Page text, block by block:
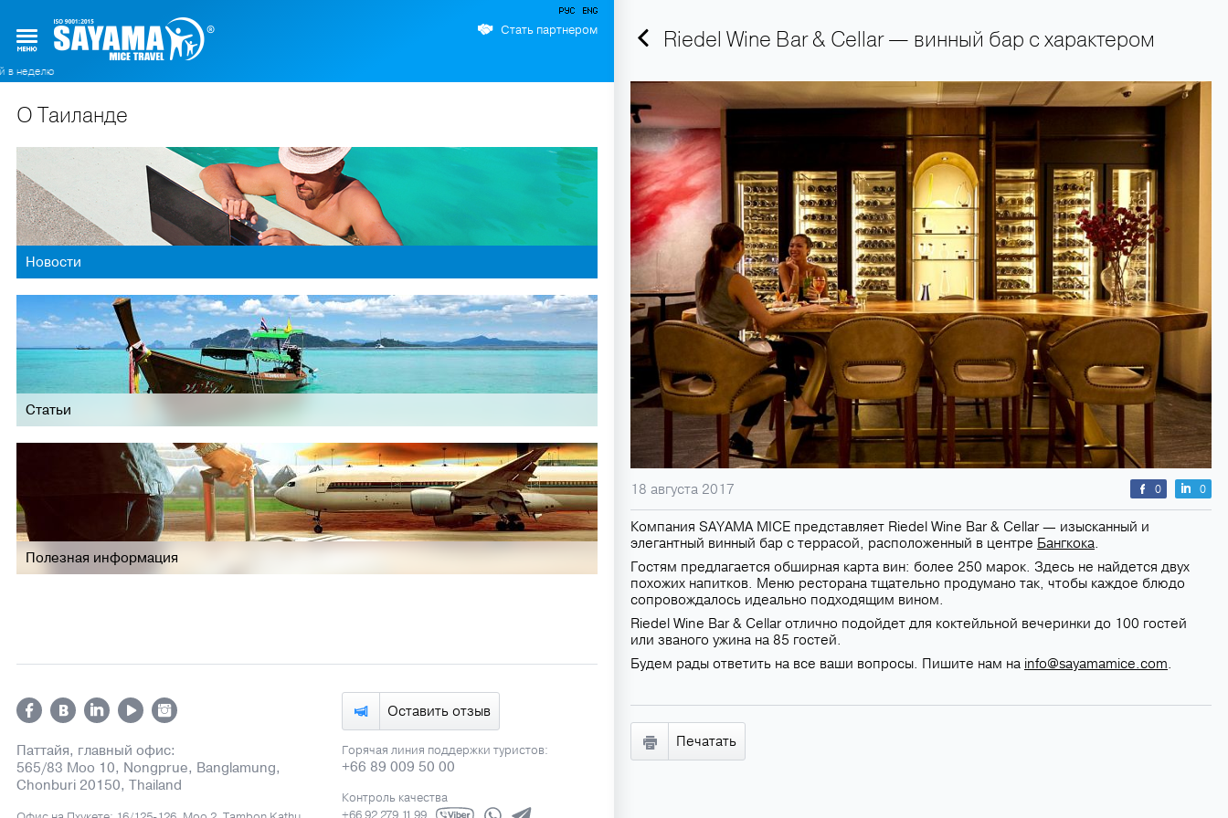
Стать партнером
О Таиланде
Новости
Статьи
Полезная информация
Оставить отзыв
Паттайя, главный офис:
565/83 Moo 10, Nongprue, Banglamung,
Chonburi 20150, Thailand
Горячая линия поддержки туристов:
+66 89 009 50 00
Контроль качества
Riedel Wine Bar & Cellar — винный бар с характером
18 августа 2017 0 0
Компания SAYAMA MICE представляет Riedel Wine Bar & Cellar — изысканный и
элегантный винный бар с террасой, расположенный в центре Бангкока.
Гостям предлагается обширная карта вин: более 250 марок. Здесь не найдется двух
похожих напитков. Меню ресторана тщательно продумано так, чтобы каждое блюдо
сопровождалось идеально подходящим вином.
Riedel Wine Bar & Cellar отлично подойдет для коктейльной вечеринки до 100 гостей
или званого ужина на 85 гостей.
Будем рады ответить на все ваши вопросы. Пишите нам на info@sayamamice.com.
Печатать